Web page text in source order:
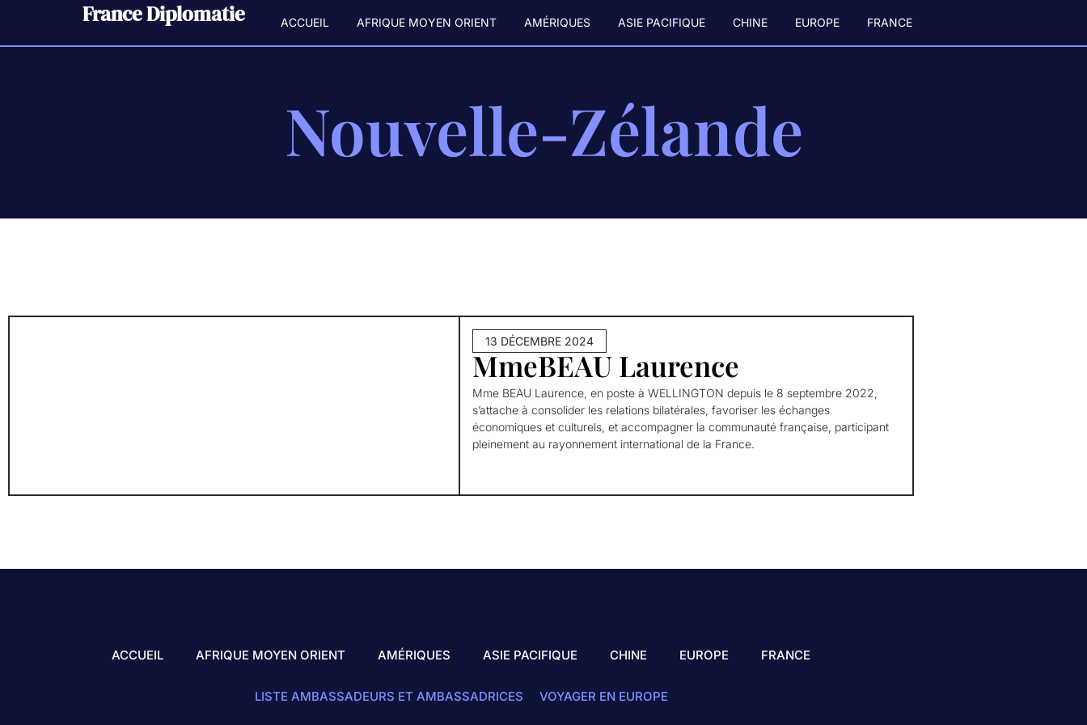
France Diplomatie ACCUEIL AFRIQUE MOYEN ORIENT AMÉRIQUES ASIE PACIFIQUE CHINE EUROPE FRANCE
Nouvelle-Zélande
13 DÉCEMBRE 2024
MmeBEAU Laurence
Mme BEAU Laurence, en poste à WELLINGTON depuis le 8 septembre 2022,
s’attache à consolider les relations bilatérales, favoriser les échanges
économiques et culturels, et accompagner la communauté française, participant
pleinement au rayonnement international de la France.
ACCUEIL AFRIQUE MOYEN ORIENT AMÉRIQUES ASIE PACIFIQUE CHINE EUROPE FRANCE
LISTE AMBASSADEURS ET AMBASSADRICES VOYAGER EN EUROPE